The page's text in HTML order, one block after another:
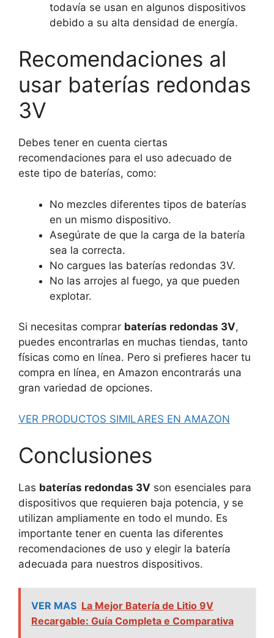
todavía se usan en algunos dispositivos
debido a su alta densidad de energía.
Recomendaciones al
usar baterías redondas
3V
Debes tener en cuenta ciertas
recomendaciones para el uso adecuado de
este tipo de baterías, como:
No mezcles diferentes tipos de baterías
en un mismo dispositivo.
Asegúrate de que la carga de la batería
sea la correcta.
No cargues las baterías redondas 3V.
No las arrojes al fuego, ya que pueden
explotar.
Si necesitas comprar baterías redondas 3V,
puedes encontrarlas en muchas tiendas, tanto
físicas como en línea. Pero si prefieres hacer tu
compra en línea, en Amazon encontrarás una
gran variedad de opciones.
VER PRODUCTOS SIMILARES EN AMAZON
Conclusiones
Las baterías redondas 3V son esenciales para
dispositivos que requieren baja potencia, y se
utilizan ampliamente en todo el mundo. Es
importante tener en cuenta las diferentes
recomendaciones de uso y elegir la batería
adecuada para nuestros dispositivos.
VER MAS La Mejor Batería de Litio 9V
Recargable: Guía Completa e Comparativa